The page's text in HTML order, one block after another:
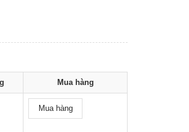
Mua hàng
Mua hàng